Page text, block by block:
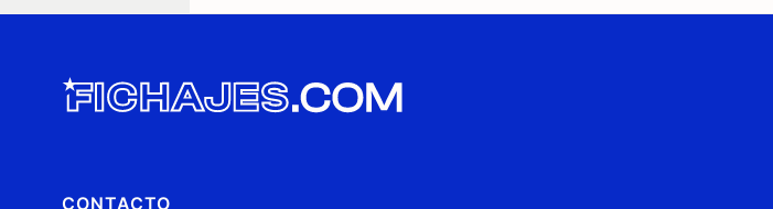
CONTACTO